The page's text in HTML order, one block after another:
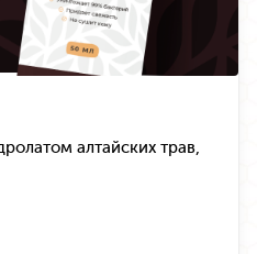
алтайских трав,